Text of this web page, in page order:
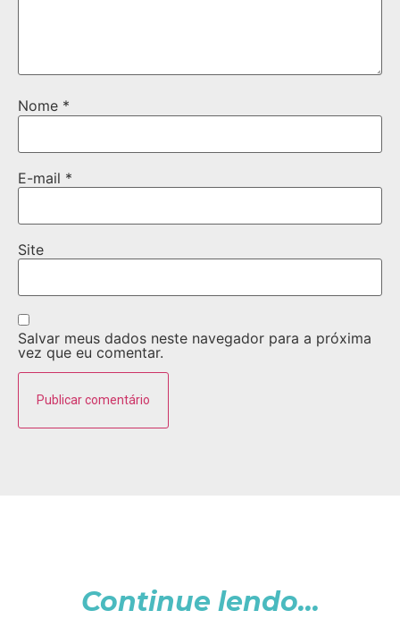
Nome *
E-mail *
Site
Salvar meus dados neste navegador para a próxima
vez que eu comentar.
Continue lendo...